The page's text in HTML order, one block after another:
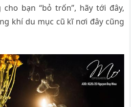
bạn “bỏ trốn”, hãy tới đây,
khí du mục cũ kĩ nơi đây cũng